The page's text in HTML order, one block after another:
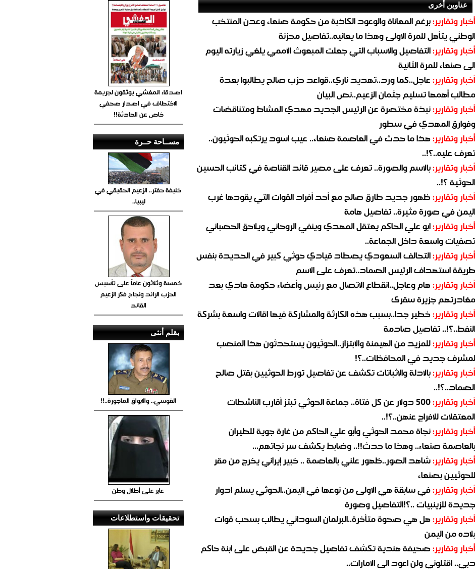
عناوين أخرى
أخبار وتقارير:برغم المعاناة والوعود الكاذبة من حكومة صنعاء وعدن المنتخب
الوطني يتأهل للمرة الاولى وهذا ما يعانيه..تفاصيل محزنة
أخبار وتقارير:التفاصيل والاسباب التي جعلت المبعوث الأممي يلغي زيارته اليوم
الى صنعاء للمرة الثانية
أخبار وتقارير:عاجل..كما ورد..تهديد ناري..قواعد حزب صالح يطالبوا بعدة
مطالب أهمها تسليم جثمان الزعيم..نص البيان
أخبار وتقارير:نبذة مختصرة عن الرئيس الجديد مهدي المشاط ومتناقضات
وفوارق المهدي في سطور
أخبار وتقارير:هذا ما حدث في العاصمة صنعاء.. عيب اسود يرتكبه الحوثيون..
تعرف عليه..؟!..
أخبار وتقارير:بالاسم والصورة.. تعرف على مصير قائد القناصة في كتائب الحسين
الحوثية ؟!..
أخبار وتقارير:ظهور جديد طارق صالح مع أحد أفراد القوات التي يقودها غرب
اليمن في صورة مثيرة.. تفاصيل هامة
أخبار وتقارير:ابو علي الحاكم يعتقل المهدي وينفي الروحاني ويلاحق الحصباني
تصفيات واسعة داخل الجماعة..
أخبار وتقارير:التحالف السعودي يصطاد قيادي حوثي كبير في الحديدة بنفس
طريقة استهداف الرئيس الصماد..تعرف على الاسم
أخبار وتقارير:هام وعاجل..انقطاع الاتصال مع رئيس وأعضاء حكومة هادي بعد
مغادرتهم جزيرة سقرى
أخبار وتقارير:خطير جدا..بسبب هذه الكارثة والمشاركة فيها اقالات واسعة بشركة
النفط..؟!.. تفاصيل صادمة
أخبار وتقارير:للمزيد من الهيمنة والابتزاز..الحوثيون يستحدثون هذا المنصب
لمشرف جديد في المحافظات..؟!
أخبار وتقارير:بالادلة والإثباتات تكشف عن تفاصيل تورط الحوثيين بقتل صالح
الصماد..؟!..
أخبار وتقارير:
500 دولار عن كل فتاة.. جماعة الحوثي تبتز أقارب الناشطات
المعتقلات للافراج عنهن..؟!..
أخبار وتقارير:نجاة محمد الحوثي وأبو علي الحاكم من غارة جوية للطيران
بالعاصمة صنعاء.. وهذا ما حدث!!.. وضابط يكشف سر نجاتهم...
أخبار وتقارير:شاهد الصور..ظهور علني بالعاصمة .. خبير إيراني يخرج من مقر
للحوثيين بصنعاء
أخبار وتقارير:في سابقة هي الاولى من نوعها في اليمن..الحوثي يسلم ادوار
جديدة للزينبيات ..؟!التفاصيل وصورة
أخبار وتقارير:هل هي صحوة متأخرة..البرلمان السوداني يطالب بسحب قوات
بلاده من اليمن
أخبار وتقارير:صحيفة هندية تكشف تفاصيل جديدة عن القبض على ابنة حاكم
دبي.. اقتلوني ولن اعود الى الامارات..
اصدقاء المغشي يوثقون لجريمة
الاختطاف في اصدار صحفي
خاص عن الحادثة!!
مســاحة حــرة
خليفة حفتر.. الزعيم الحقيقي في
ليبيا..
خمسة وثلاثون عاماً على تأسيس
الحزب الرائد ونجاح فكر الزعيم
القائد
بقلم أنثى
القوسي.. والابواق الماجورة..!!
عابر على أطلال وطن
تحقيقات واستطلاعات